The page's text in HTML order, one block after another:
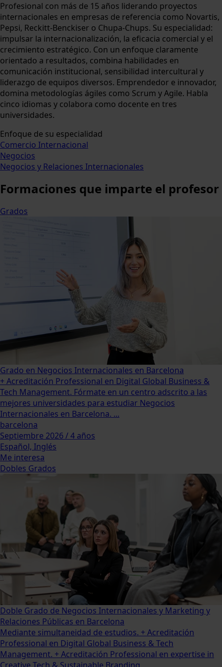
Profesional con más de 15 años liderando proyectos
internacionales en empresas de referencia como Novartis,
Pepsi, Reckitt-Benckiser o Chupa-Chups. Su especialidad:
impulsar la internacionalización, la eficacia comercial y el
crecimiento estratégico. Con un enfoque claramente
orientado a resultados, combina habilidades en
comunicación institucional, sensibilidad intercultural y
liderazgo de equipos diversos. Emprendedor e innovador,
domina metodologías ágiles como Scrum y Agile. Habla
cinco idiomas y colabora como docente en tres
universidades.
Enfoque de su especialidad
Comercio Internacional
Negocios
Negocios y Relaciones Internacionales
Formaciones que imparte el profesor
Grados
Grado en Negocios Internacionales en Barcelona
+ Acreditación Professional en Digital Global Business &
Tech Management. Fórmate en un centro adscrito a las
mejores universidades para estudiar Negocios
Internacionales en Barcelona. ...
barcelona
Septiembre 2026 / 4 años
Español, Inglés
Me interesa
Dobles Grados
Doble Grado de Negocios Internacionales y Marketing y
Relaciones Públicas en Barcelona
Mediante simultaneidad de estudios. + Acreditación
Professional en Digital Global Business & Tech
Management. + Acreditación Professional en expertise in